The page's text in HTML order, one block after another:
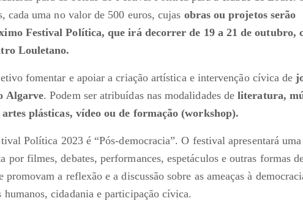
cada uma no valor de 500 euros, cujas obras ou projetos serão
Festival Política, que irá decorrer de 19 a 21 de outubro,
Louletano.
fomentar e apoiar a criação artística e intervenção cívica de
Algarve. Podem ser atribuídas nas modalidades deliteratura,
plásticas, vídeo ou de formação (workshop).
Política 2023 é “Pós-democracia”. O festival apresentará uma
por filmes, debates, performances, espetáculos e outras formas
promovam a reflexão e a discussão sobre as ameaças à
cidadania e participação cívica.